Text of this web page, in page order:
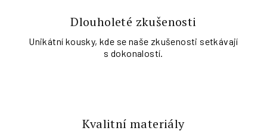
Dlouholeté zkušenosti
Unikátní kousky, kde se naše zkušenosti setkávají
s dokonalostí.
Kvalitní materiály